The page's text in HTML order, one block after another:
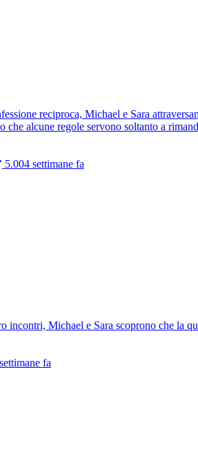
reciproca, Michael e Sara
che alcune regole servono soltanto a
5.004 settimane fa
incontri, Michael e Sara scoprono che la
fa